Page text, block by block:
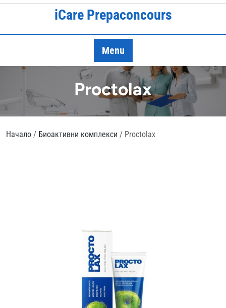
Skip
iCare Prepaconcours
Menu
Proctolax
Начало / Биоактивни комплекси / Proctolax